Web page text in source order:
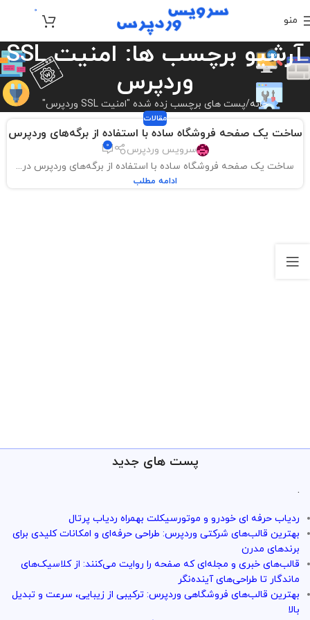
منو
0
آرشیو برچسب ها: امنیت SSL
وردپرس
خانه پست های برچسب زده شده "امنیت SSL وردپرس"
مقالات
ساخت یک صفحه فروشگاه ساده با استفاده از برگه‌های وردپرس
سرویس وردپرس 0
ساخت یک صفحه فروشگاه ساده با استفاده از برگه‌های وردپرس در...
ادامه مطلب
پست های جدید
.
ردیاب حرفه ای خودرو و موتورسیکلت بهمراه ردیاب پرتال
بهترین قالب‌های شرکتی وردپرس: طراحی حرفه‌ای و امکانات کلیدی برای
برندهای مدرن
قالب‌های خبری و مجله‌ای که صفحه را روایت می‌کنند: از کلاسیک‌های
ماندگار تا طراحی‌های آینده‌نگر
بهترین قالب‌های فروشگاهی وردپرس: ترکیبی از زیبایی، سرعت و تبدیل
بالا